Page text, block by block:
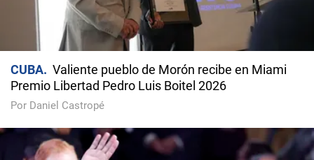
CUBA
Valiente pueblo de Morón recibe en Miami
Premio Libertad Pedro Luis Boitel 2026
Por Daniel Castropé